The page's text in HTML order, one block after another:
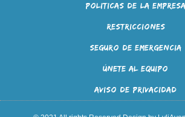
Politicas de la empresa
Restricciones
Seguro de emergencia
Únete al equipo
Aviso de Privacidad